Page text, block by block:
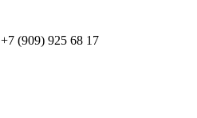
+7 (909) 925 68 17